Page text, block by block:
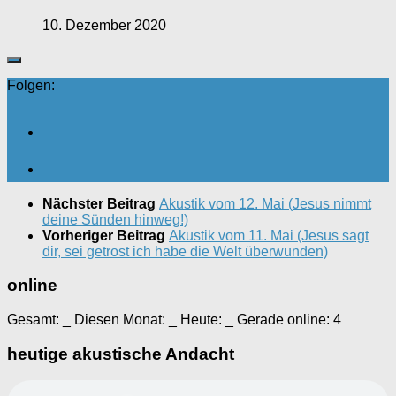
10. Dezember 2020
Folgen:
Nächster Beitrag Akustik vom 12. Mai (Jesus nimmt
deine Sünden hinweg!)
Vorheriger Beitrag Akustik vom 11. Mai (Jesus sagt
dir, sei getrost ich habe die Welt überwunden)
online
Gesamt: Diesen Monat: Heute: Gerade online: 4
heutige akustische Andacht